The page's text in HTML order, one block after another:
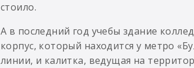
стоило.
А в последний год учебы здание
корпус, который находится у метро
линии, и калитка, ведущая на